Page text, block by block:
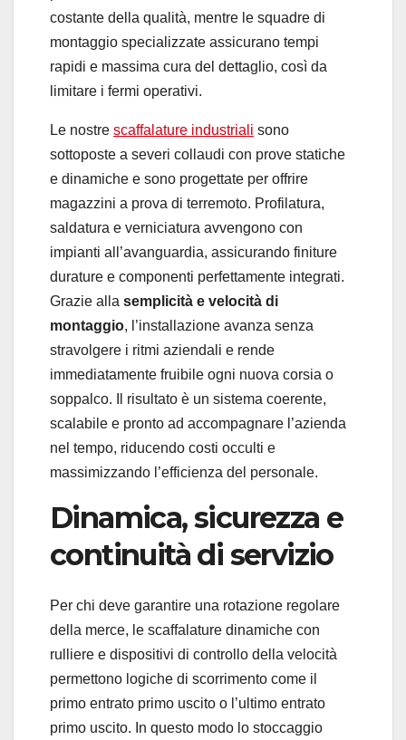
costante della qualità, mentre le squadre di
montaggio specializzate assicurano tempi
rapidi e massima cura del dettaglio, così da
limitare i fermi operativi.
Le nostre scaffalature industriali sono
sottoposte a severi collaudi con prove statiche
e dinamiche e sono progettate per offrire
magazzini a prova di terremoto. Profilatura,
saldatura e verniciatura avvengono con
impianti all’avanguardia, assicurando finiture
durature e componenti perfettamente integrati.
Grazie alla semplicità e velocità di
montaggio, l’installazione avanza senza
stravolgere i ritmi aziendali e rende
immediatamente fruibile ogni nuova corsia o
soppalco. Il risultato è un sistema coerente,
scalabile e pronto ad accompagnare l’azienda
nel tempo, riducendo costi occulti e
massimizzando l’efficienza del personale.
Dinamica, sicurezza e
continuità di servizio
Per chi deve garantire una rotazione regolare
della merce, le scaffalature dinamiche con
rulliere e dispositivi di controllo della velocità
permettono logiche di scorrimento come il
primo entrato primo uscito o l’ultimo entrato
primo uscito. In questo modo lo stoccaggio